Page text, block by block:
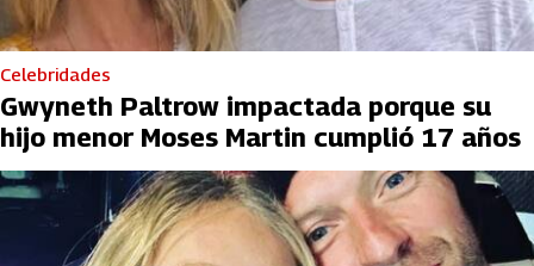
Celebridades
Gwyneth Paltrow impactada porque su
hijo menor Moses Martin cumplió 17 años